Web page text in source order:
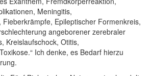
Meningitis,
Fieberkrämpfe, Epileptischer Formenkreis,
angeborener zerebraler
Kreislaufschock, Otitis,
Ich denke, es Bedarf hierzu